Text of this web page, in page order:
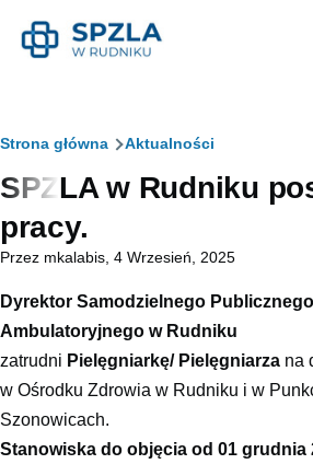
Ścieżka
nawigacyjna
Strona główna Aktualności
SPZLA w Rudniku
pracy.
Przez mkalabis , 4 Wrzesień, 2025
Dyrektor Samodzielnego
Ambulatoryjnego w Rudniku
zatrudni Pielęgniarkę/ Pielęgniarza na
w Ośrodku Zdrowia w Rudniku i w
Szonowicach.
Stanowiska do objęcia od 01 grudnia